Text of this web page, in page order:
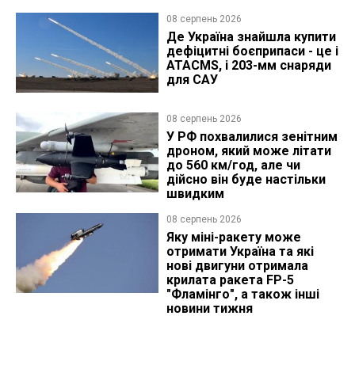
08 серпень 2026
Де Україна знайшла купити
дефіцитні боєприпаси - це і
ATACMS, і 203-мм снаряди
для САУ
08 серпень 2026
У РФ похвалилися зенітним
дроном, який може літати
до 560 км/год, але чи
дійсно він буде настільки
швидким
08 серпень 2026
Яку міні-ракету може
отримати Україна та які
нові двигуни отримала
крилата ракета FP-5
"Фламінго", а також інші
новини тижня